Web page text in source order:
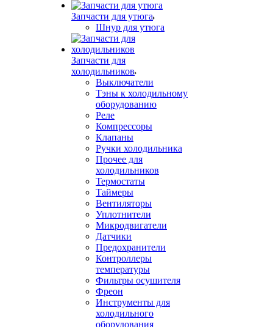
Запчасти для утюга
Шнур для утюга
Запчасти для
холодильников
Выключатели
Тэны к холодильному
оборудованию
Реле
Компрессоры
Клапаны
Ручки холодильника
Прочее для
холодильников
Термостаты
Таймеры
Вентиляторы
Уплотнители
Микродвигатели
Датчики
Предохранители
Контроллеры
температуры
Фильтры осушителя
Фреон
Инструменты для
холодильного
оборудования